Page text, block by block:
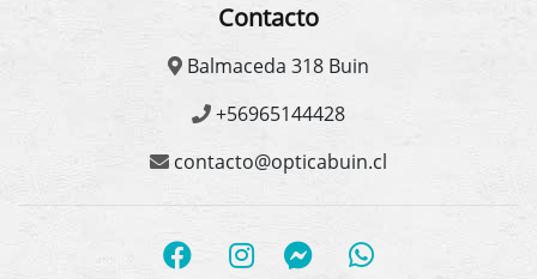
Contacto
Balmaceda 318 Buin
+56965144428
contacto@opticabuin.cl